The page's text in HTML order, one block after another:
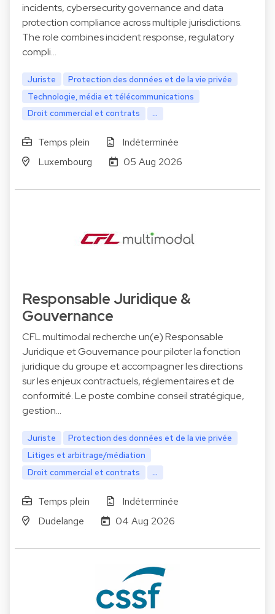
incidents, cybersecurity governance and data
protection compliance across multiple jurisdictions.
The role combines incident response, regulatory
compli…
Juriste
Protection des données et de la vie privée
Technologie, média et télécommunications
Droit commercial et contrats
...
Temps plein
Indéterminée
Luxembourg
05 Aug 2026
Responsable Juridique &
Gouvernance
CFL multimodal recherche un(e) Responsable
Juridique et Gouvernance pour piloter la fonction
juridique du groupe et accompagner les directions
sur les enjeux contractuels, réglementaires et de
conformité. Le poste combine conseil stratégique,
gestion…
Juriste
Protection des données et de la vie privée
Litiges et arbitrage/médiation
Droit commercial et contrats
...
Temps plein
Indéterminée
Dudelange
04 Aug 2026